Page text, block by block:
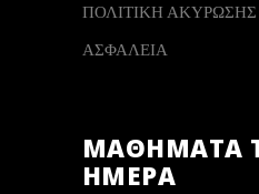
ΠΟΛΙΤΙΚΗ ΑΚΥΡΩΣΗΣ
ΑΣΦΑΛΕΙΑ
ΜΑΘΗΜΑΤΑ
ΗΜΕΡΑ